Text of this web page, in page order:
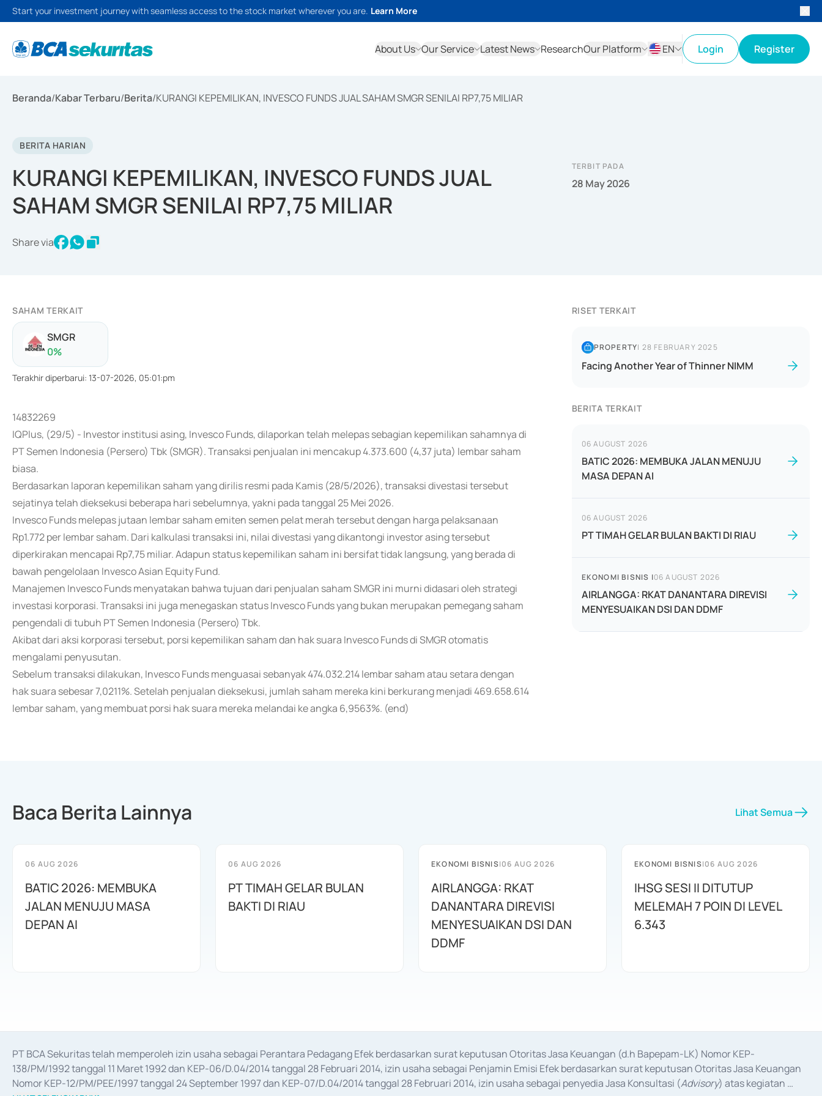
Start your investment journey with seamless access to the stock market wherever you are. Learn More
About Us Our Service Latest News ResearchOur Platform
EN
Login Register
Beranda/Kabar Terbaru/Berita/KURANGI KEPEMILIKAN, INVESCO FUNDS JUAL SAHAM SMGR SENILAI RP7,75 MILIAR
BERITA HARIAN
KURANGI KEPEMILIKAN, INVESCO FUNDS JUAL
SAHAM SMGR SENILAI RP7,75 MILIAR
Share via
TERBIT PADA
28 May 2026
SAHAM TERKAIT
SMGR
0%
Terakhir diperbarui: 13-07-2026, 05:01:pm
14832269
IQPlus, (29/5) - Investor institusi asing, Invesco Funds, dilaporkan telah melepas sebagian kepemilikan sahamnya di
PT Semen Indonesia (Persero) Tbk (SMGR). Transaksi penjualan ini mencakup 4.373.600 (4,37 juta) lembar saham
biasa.
Berdasarkan laporan kepemilikan saham yang dirilis resmi pada Kamis (28/5/2026), transaksi divestasi tersebut
sejatinya telah dieksekusi beberapa hari sebelumnya, yakni pada tanggal 25 Mei 2026.
Invesco Funds melepas jutaan lembar saham emiten semen pelat merah tersebut dengan harga pelaksanaan
Rp1.772 per lembar saham. Dari kalkulasi transaksi ini, nilai divestasi yang dikantongi investor asing tersebut
diperkirakan mencapai Rp7,75 miliar. Adapun status kepemilikan saham ini bersifat tidak langsung, yang berada di
bawah pengelolaan Invesco Asian Equity Fund.
Manajemen Invesco Funds menyatakan bahwa tujuan dari penjualan saham SMGR ini murni didasari oleh strategi
investasi korporasi. Transaksi ini juga menegaskan status Invesco Funds yang bukan merupakan pemegang saham
pengendali di tubuh PT Semen Indonesia (Persero) Tbk.
Akibat dari aksi korporasi tersebut, porsi kepemilikan saham dan hak suara Invesco Funds di SMGR otomatis
mengalami penyusutan.
Sebelum transaksi dilakukan, Invesco Funds menguasai sebanyak 474.032.214 lembar saham atau setara dengan
hak suara sebesar 7,0211%. Setelah penjualan dieksekusi, jumlah saham mereka kini berkurang menjadi 469.658.614
lembar saham, yang membuat porsi hak suara mereka melandai ke angka 6,9563%. (end)
RISET TERKAIT
PROPERTY| 28 FEBRUARY 2025
Facing Another Year of Thinner NIMM
BERITA TERKAIT
06 AUGUST 2026
BATIC 2026: MEMBUKA JALAN MENUJU
MASA DEPAN AI
06 AUGUST 2026
PT TIMAH GELAR BULAN BAKTI DI RIAU
EKONOMI BISNIS |06 AUGUST 2026
AIRLANGGA: RKAT DANANTARA DIREVISI
MENYESUAIKAN DSI DAN DDMF
Baca Berita Lainnya Lihat Semua
06 AUG 2026
BATIC 2026: MEMBUKA
JALAN MENUJU MASA
DEPAN AI
06 AUG 2026
PT TIMAH GELAR BULAN
BAKTI DI RIAU
EKONOMI BISNIS|06 AUG 2026
AIRLANGGA: RKAT
DANANTARA DIREVISI
MENYESUAIKAN DSI DAN
DDMF
EKONOMI BISNIS|06 AUG 2026
IHSG SESI II DITUTUP
MELEMAH 7 POIN DI LEVEL
6.343
PT BCA Sekuritas telah memperoleh izin usaha sebagai Perantara Pedagang Efek berdasarkan surat keputusan Otoritas Jasa Keuangan (d.h Bapepam-LK) Nomor KEP-
138/PM/1992 tanggal 11 Maret 1992 dan KEP-06/D.04/2014 tanggal 28 Februari 2014, izin usaha sebagai Penjamin Emisi Efek berdasarkan surat keputusan Otoritas Jasa Keuangan
Nomor KEP-12/PM/PEE/1997 tanggal 24 September 1997 dan KEP-07/D.04/2014 tanggal 28 Februari 2014, izin usaha sebagai penyedia Jasa Konsultasi (Advisory) atas kegiatan